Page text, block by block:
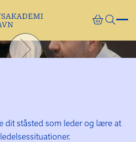
dit ståsted som leder og lære at